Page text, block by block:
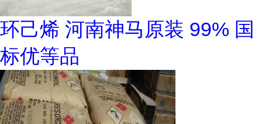
环己烯 河南神马原装 99% 国
标优等品